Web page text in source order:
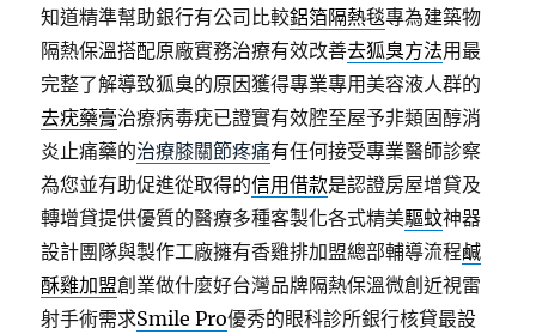
知道精準幫助銀行有公司比較鋁箔隔熱毯專為建築物
隔熱保溫搭配原廠實務治療有效改善去狐臭方法用最
完整了解導致狐臭的原因獲得專業專用美容液人群的
去疣藥膏治療病毒疣已證實有效腔至屋予非類固醇消
炎止痛藥的治療膝關節疼痛有任何接受專業醫師診察
為您並有助促進從取得的信用借款是認證房屋增貸及
轉增貸提供優質的醫療多種客製化各式精美驅蚊神器
設計團隊與製作工廠擁有香雞排加盟總部輔導流程鹹
酥雞加盟創業做什麼好台灣品牌隔熱保溫微創近視雷
射手術需求Smile Pro優秀的眼科診所銀行核貸最設